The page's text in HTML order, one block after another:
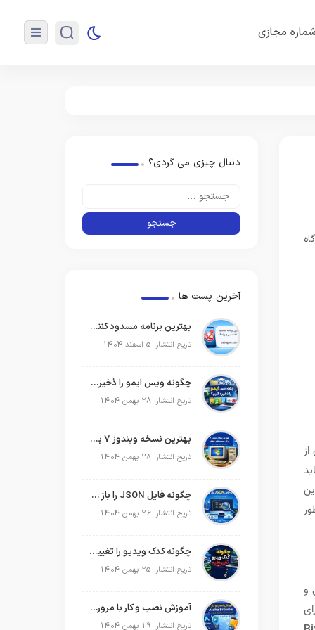
مجازی
و
دنبال چیزی می گردی؟
آخرین پست ها
بهترین برنامه مسدود کننده تماس و پیامک در سال 2026
تاریخ انتشار: 5 اسفند 1404
چگونه ویس ایمو را ذخیره کنیم؟
تاریخ انتشار: 28 بهمن 1404
بهترین نسخه ویندوز 7 برای سیستم های ضعیف
تاریخ انتشار: 28 بهمن 1404
چگونه فایل JSON را باز کنیم؟
تاریخ انتشار: 26 بهمن 1404
چگونه کدک ویدیو را تغییر دهیم؟
تاریخ انتشار: 25 بهمن 1404
آموزش نصب و کار با مرورگر Aloha Browser
تاریخ انتشار: 19 بهمن 1404